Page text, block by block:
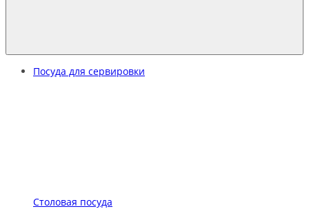
Посуда для сервировки
Столовая посуда